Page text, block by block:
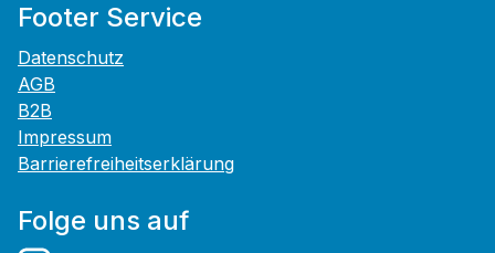
Footer Service
Datenschutz
AGB
B2B
Impressum
Barrierefreiheitserklärung
Folge uns auf